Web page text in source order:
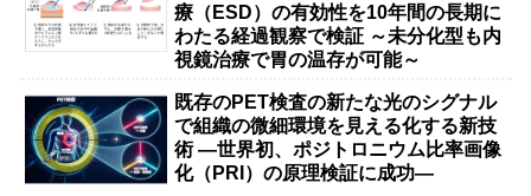
療（ESD）の有効性を10年間の長期に
わたる経過観察で検証 ～未分化型も内
視鏡治療で胃の温存が可能～
既存のPET検査の新たな光のシグナル
で組織の微細環境を見える化する新技
術 ―世界初、ポジトロニウム比率画像
化（PRI）の原理検証に成功―